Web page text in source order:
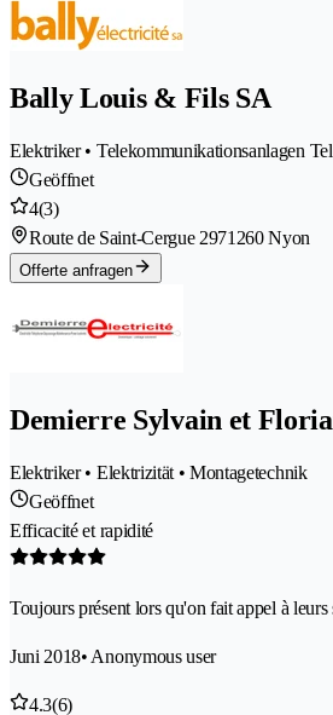
Bally Louis & Fils SA
Elektriker • Telekommunikationsanlagen
Geöffnet
4(3)
Route de Saint-Cergue 2971260 Nyon
Offerte anfragen
Demierre Sylvain et
Elektriker • Elektrizität • Montagetechnik
Geöffnet
Efficacité et rapidité
Toujours présent lors qu'on fait appel à
Juni 2018• Anonymous user
4.3(6)